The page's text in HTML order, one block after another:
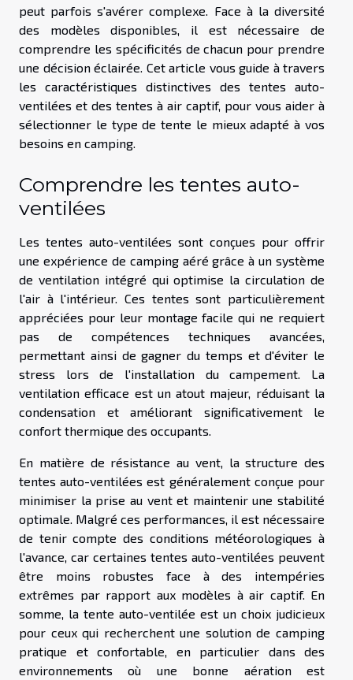
peut parfois s'avérer complexe. Face à la diversité
des modèles disponibles, il est nécessaire de
comprendre les spécificités de chacun pour prendre
une décision éclairée. Cet article vous guide à travers
les caractéristiques distinctives des tentes auto-
ventilées et des tentes à air captif, pour vous aider à
sélectionner le type de tente le mieux adapté à vos
besoins en camping.
Comprendre les tentes auto-
ventilées
Les tentes auto-ventilées sont conçues pour offrir
une expérience de camping aéré grâce à un système
de ventilation intégré qui optimise la circulation de
l'air à l'intérieur. Ces tentes sont particulièrement
appréciées pour leur montage facile qui ne requiert
pas de compétences techniques avancées,
permettant ainsi de gagner du temps et d'éviter le
stress lors de l'installation du campement. La
ventilation efficace est un atout majeur, réduisant la
condensation et améliorant significativement le
confort thermique des occupants.
En matière de résistance au vent, la structure des
tentes auto-ventilées est généralement conçue pour
minimiser la prise au vent et maintenir une stabilité
optimale. Malgré ces performances, il est nécessaire
de tenir compte des conditions météorologiques à
l'avance, car certaines tentes auto-ventilées peuvent
être moins robustes face à des intempéries
extrêmes par rapport aux modèles à air captif. En
somme, la tente auto-ventilée est un choix judicieux
pour ceux qui recherchent une solution de camping
pratique et confortable, en particulier dans des
environnements où une bonne aération est